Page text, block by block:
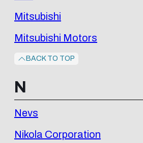
Mitsubishi
Mitsubishi Motors
BACK TO TOP
N
Nevs
Nikola Corporation